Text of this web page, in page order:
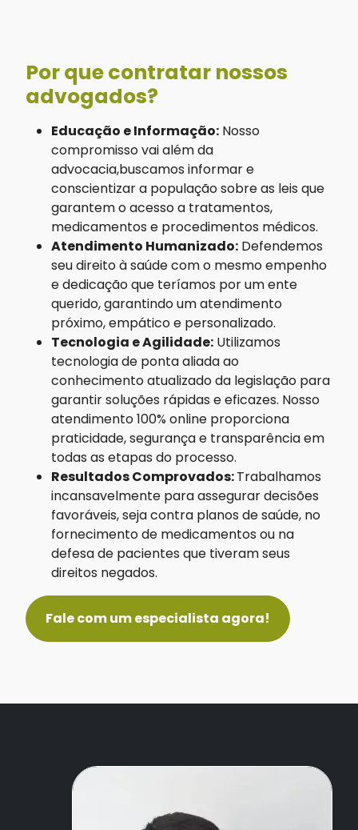
Por que contratar nossos
advogados?
Educação e Informação: Nosso
compromisso vai além da
advocacia,buscamos informar e
conscientizar a população sobre as leis que
garantem o acesso a tratamentos,
medicamentos e procedimentos médicos.
Atendimento Humanizado: Defendemos
seu direito à saúde com o mesmo empenho
e dedicação que teríamos por um ente
querido, garantindo um atendimento
próximo, empático e personalizado.
Tecnologia e Agilidade: Utilizamos
tecnologia de ponta aliada ao
conhecimento atualizado da legislação para
garantir soluções rápidas e eficazes. Nosso
atendimento 100% online proporciona
praticidade, segurança e transparência em
todas as etapas do processo.
Resultados Comprovados:Trabalhamos
incansavelmente para assegurar decisões
favoráveis, seja contra planos de saúde, no
fornecimento de medicamentos ou na
defesa de pacientes que tiveram seus
direitos negados.
Fale com um especialista agora!